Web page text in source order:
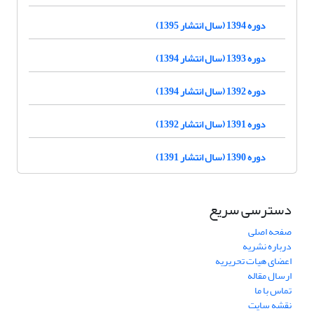
دوره 1394 (سال انتشار 1395)
دوره 1393 (سال انتشار 1394)
دوره 1392 (سال انتشار 1394)
دوره 1391 (سال انتشار 1392)
دوره 1390 (سال انتشار 1391)
دسترسی سریع
صفحه اصلی
درباره نشریه
اعضای هیات تحریریه
ارسال مقاله
تماس با ما
نقشه سایت